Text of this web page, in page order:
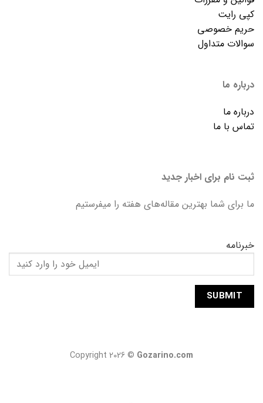
کپی رایت
حریم خصوصی
سوالات متداول
درباره ما
درباره ما
تماس با ما
ثبت نام برای اخبار جدید
ما برای شما بهترین مقاله‌های هفته را میفرستیم
خبرنامه
Copyright 2026 © Gozarino.com